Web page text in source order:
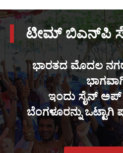
ಟೀಮ್ ಬಿಎನ್‌ಪಿ
ಭಾರತದ ಮೊದಲ ನಗರ
ಇಂದು ಸೈನ್
ಬೆಂಗಳೂರನ್ನು